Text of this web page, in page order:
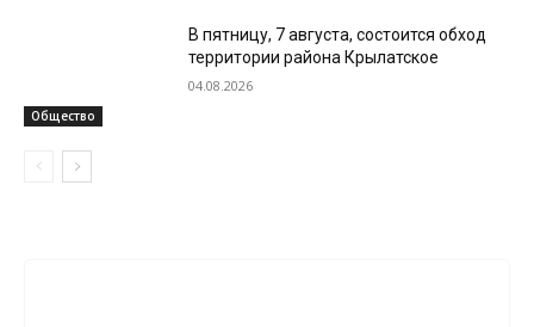
Общество
В пятницу, 7 августа, состоится обход
территории района Крылатское
04.08.2026